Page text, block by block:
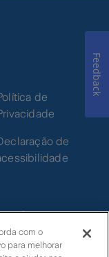
de
de
Feedback
com o
para melhorar